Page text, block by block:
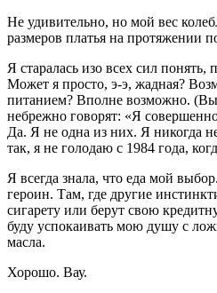
Не удивительно, но мой вес
размеров платья на протяжении
Я старалась изо всех сил понять,
Может я просто, э-э, жадная?
питанием? Вполне возможно. (Вы
небрежно говорят: «Я
Да. Я не одна из них. Я никогда
так, я не голодаю с 1984 года,
Я всегда знала, что еда мой
героин. Там, где другие
сигарету или берут свою
буду успокаивать мою душу с
масла.
Хорошо. Вау.